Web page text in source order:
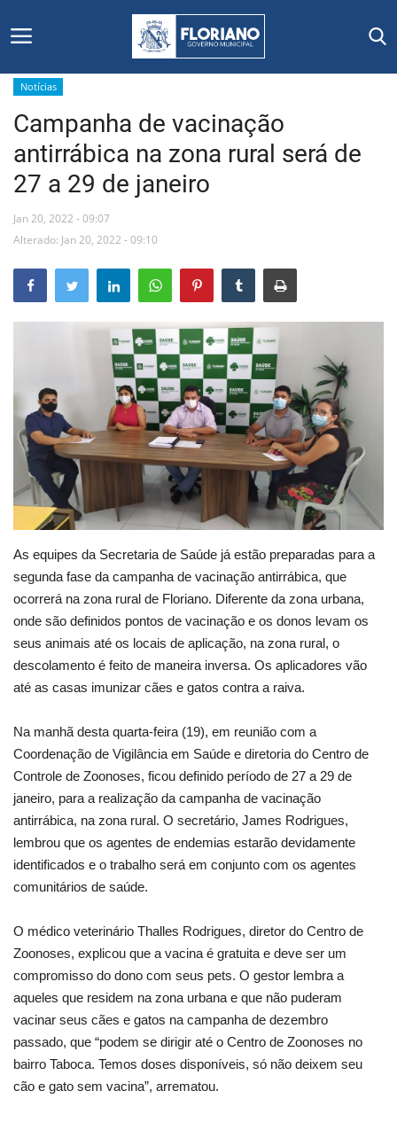
Início
Editais
Floriano
Mural de Licitações
Vídeos
Webmail
Contato
Notícias
Campanha de vacinação
antirrábica na zona rural será de
27 a 29 de janeiro
Jan 20, 2022 - 09:07
Alterado: Jan 20, 2022 - 09:10
As equipes da Secretaria de Saúde já estão preparadas para a
segunda fase da campanha de vacinação antirrábica, que
ocorrerá na zona rural de Floriano. Diferente da zona urbana,
onde são definidos pontos de vacinação e os donos levam os
seus animais até os locais de aplicação, na zona rural, o
descolamento é feito de maneira inversa. Os aplicadores vão
até as casas imunizar cães e gatos contra a raiva.
Na manhã desta quarta-feira (19), em reunião com a
Coordenação de Vigilância em Saúde e diretoria do Centro de
Controle de Zoonoses, ficou definido período de 27 a 29 de
janeiro, para a realização da campanha de vacinação
antirrábica, na zona rural. O secretário, James Rodrigues,
lembrou que os agentes de endemias estarão devidamente
identificados e o trabalho será em conjunto com os agentes
comunitários de saúde.
O médico veterinário Thalles Rodrigues, diretor do Centro de
Zoonoses, explicou que a vacina é gratuita e deve ser um
compromisso do dono com seus pets. O gestor lembra a
aqueles que residem na zona urbana e que não puderam
vacinar seus cães e gatos na campanha de dezembro
passado, que “podem se dirigir até o Centro de Zoonoses no
bairro Taboca. Temos doses disponíveis, só não deixem seu
cão e gato sem vacina”, arrematou.